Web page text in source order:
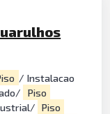
/ Instalacao
Piso
Piso